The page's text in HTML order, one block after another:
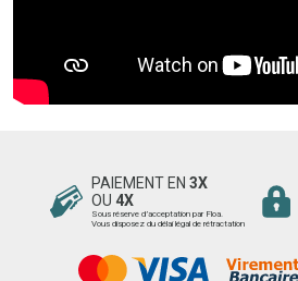
PAIEMENT EN 3X
OU 4X
Sous réserve d’acceptation par Floa.
Vous disposez du délai légal de rétractation